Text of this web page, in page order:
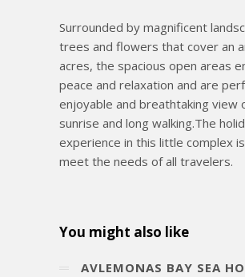
Surrounded by magnificent
trees and flowers that cover an
acres, the spacious open areas
peace and relaxation and are
enjoyable and breathtaking view
sunrise and long walking.The
experience in this little complex
meet the needs of all travelers.
You might also like
ΑVLEMONAS BAY SEA